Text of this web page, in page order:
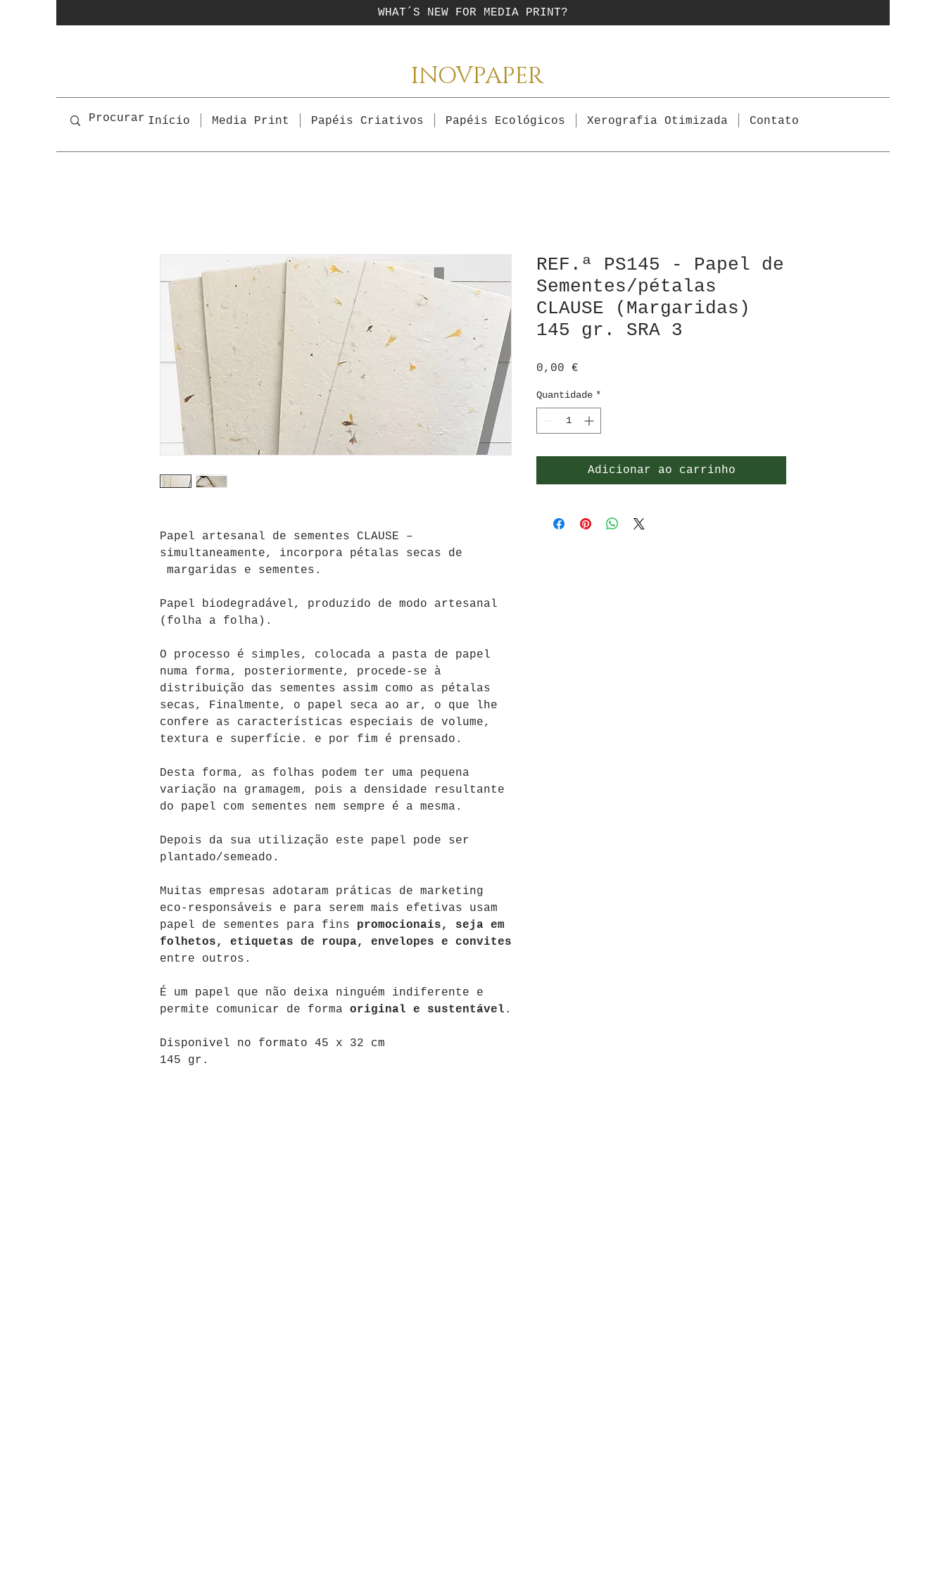
WHAT´S NEW FOR MEDIA PRINT?
INOVPAPER
Início Media Print Papéis Criativos Papéis Ecológicos Xerografia Otimizada Contato
Papel artesanal de sementes CLAUSE –
simultaneamente, incorpora pétalas secas de
margaridas e sementes.
Papel biodegradável, produzido de modo artesanal
(folha a folha).
O processo é simples, colocada a pasta de papel
numa forma, posteriormente, procede-se à
distribuição das sementes assim como as pétalas
secas, Finalmente, o papel seca ao ar, o que lhe
confere as características especiais de volume,
textura e superfície. e por fim é prensado.
Desta forma, as folhas podem ter uma pequena
variação na gramagem, pois a densidade resultante
do papel com sementes nem sempre é a mesma.
Depois da sua utilização este papel pode ser
plantado/semeado.
Muitas empresas adotaram práticas de marketing
eco-responsáveis ​​e para serem mais efetivas usam
papel de sementes para fins promocionais, seja em
folhetos, etiquetas de roupa, envelopes e convites
entre outros.
É um papel que não deixa ninguém indiferente e
permite comunicar de forma original e sustentável .
Disponivel no formato 45 x 32 cm
145 gr.
REF.ª PS145 - Papel de
Sementes/pétalas
CLAUSE (Margaridas)
145 gr. SRA 3
0,00 €
Quantidade *
Adicionar ao carrinho